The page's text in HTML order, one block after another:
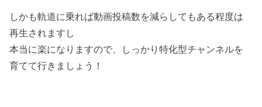
しかも軌道に乗れば動画投稿数を減らしてもある程度は
再生されますし
本当に楽になりますので、しっかり特化型チャンネルを
育てて行きましょう！